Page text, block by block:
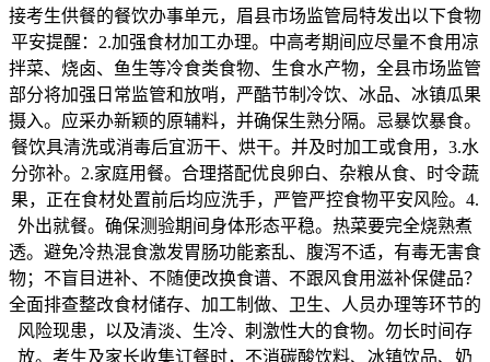
接考生供餐的餐饮办事单元，眉县市场监管局特发出以下食物
平安提醒：2.加强食材加工办理。中高考期间应尽量不食用凉
拌菜、烧卤、鱼生等冷食类食物、生食水产物，全县市场监管
部分将加强日常监管和放哨，严酷节制冷饮、冰品、冰镇瓜果
摄入。应采办新颖的原辅料，并确保生熟分隔。忌暴饮暴食。
餐饮具清洗或消毒后宜沥干、烘干。并及时加工或食用，3.水
分弥补。2.家庭用餐。合理搭配优良卵白、杂粮从食、时令蔬
果，正在食材处置前后均应洗手，严管严控食物平安风险。4.
外出就餐。确保测验期间身体形态平稳。热菜要完全烧熟煮
透。避免冷热混食激发胃肠功能紊乱、腹泻不适，有毒无害食
物；不盲目进补、不随便改换食谱、不跟风食用滋补保健品？
全面排查整改食材储存、加工制做、卫生、人员办理等环节的
风险现患，以及清淡、生冷、刺激性大的食物。勿长时间存
放。考生及家长收集订餐时，不消碳酸饮料、冰镇饮品、奶